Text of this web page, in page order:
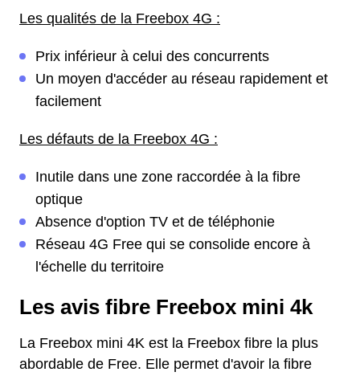
Les qualités de la Freebox 4G :
Prix inférieur à celui des concurrents
Un moyen d'accéder au réseau rapidement et
facilement
Les défauts de la Freebox 4G :
Inutile dans une zone raccordée à la fibre
optique
Absence d'option TV et de téléphonie
Réseau 4G Free qui se consolide encore à
l'échelle du territoire
Les avis fibre Freebox mini 4k
La Freebox mini 4K est la Freebox fibre la plus
abordable de Free. Elle permet d'avoir la fibre